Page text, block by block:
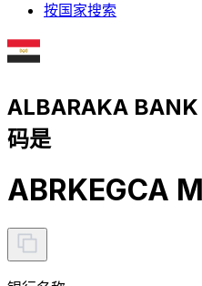
按国家搜索
ALBARAKA
码是
ABRKEGCA